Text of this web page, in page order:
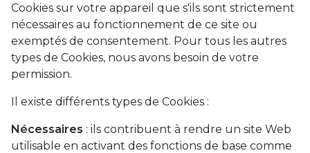
Cookies sur votre appareil que s'ils sont strictement
nécessaires au fonctionnement de ce site ou
exemptés de consentement. Pour tous les autres
types de Cookies, nous avons besoin de votre
permission.
Il existe différents types de Cookies :
Nécessaires : ils contribuent à rendre un site Web
utilisable en activant des fonctions de base comme